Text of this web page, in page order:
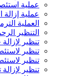
عملية
عملية
العملية
التنظير
تنظير
تنظير
تنظير
تنظير